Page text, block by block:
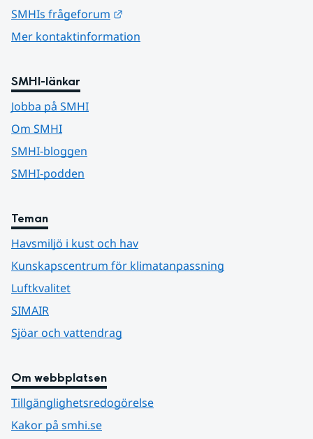
SMHIs frågeforum
Mer kontaktinformation
SMHI-länkar
Jobba på SMHI
Om SMHI
SMHI-bloggen
SMHI-podden
Teman
Havsmiljö i kust och hav
Kunskapscentrum för klimatanpassning
Luftkvalitet
SIMAIR
Sjöar och vattendrag
Om webbplatsen
Tillgänglighetsredogörelse
Kakor på smhi.se